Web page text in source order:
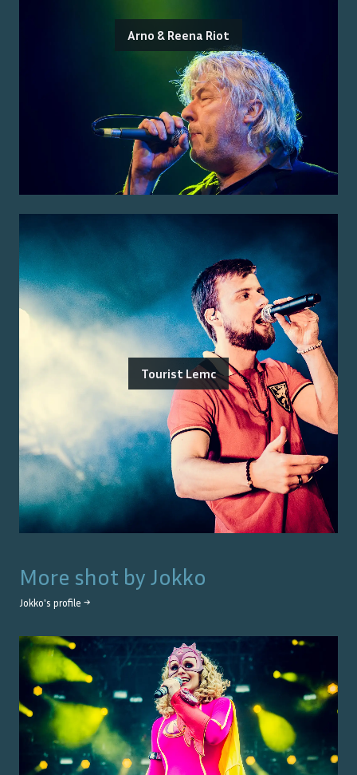
Arno & Reena Riot
Tourist Lemc
More shot by Jokko
Jokko's profile →